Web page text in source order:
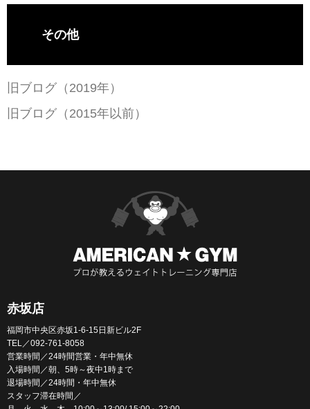
その他
旧ブログ（2019年）
旧ブログ（2015年以前）
赤坂店
福岡市中央区赤坂1-6-15日新ビル2F
TEL／092-761-8058
営業時間／24時間営業・年中無休
入場時間／朝、5時～夜中1時まで
退場時間／24時間・年中無休
スタッフ滞在時間／